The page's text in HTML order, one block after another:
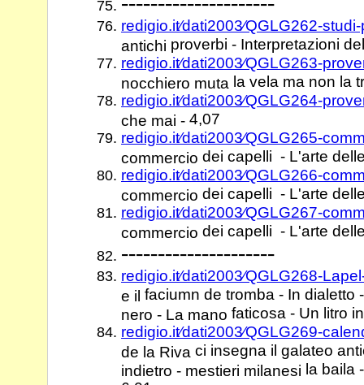
redigio.it⁄dati2003⁄QGLG262-
antichi proverbi - Interpretazioni
redigio.it⁄dati2003⁄QGLG263-
nocchiero muta la vela ma non la
redigio.it⁄dati2003⁄QGLG264-
che mai - 4,07
redigio.it⁄dati2003⁄QGLG265-
commercio dei capelli - L'arte
redigio.it⁄dati2003⁄QGLG266-
commercio dei capelli - L'arte
redigio.it⁄dati2003⁄QGLG267-
commercio dei capelli - L'arte
---------------------
redigio.it⁄dati2003⁄QGLG268-
e il faciumn de tromba - In dialetto
nero - La mano faticosa - Un litro
redigio.it⁄dati2003⁄QGLG269-
de la Riva ci insegna il galateo
indietro - mestieri milanesi la baila